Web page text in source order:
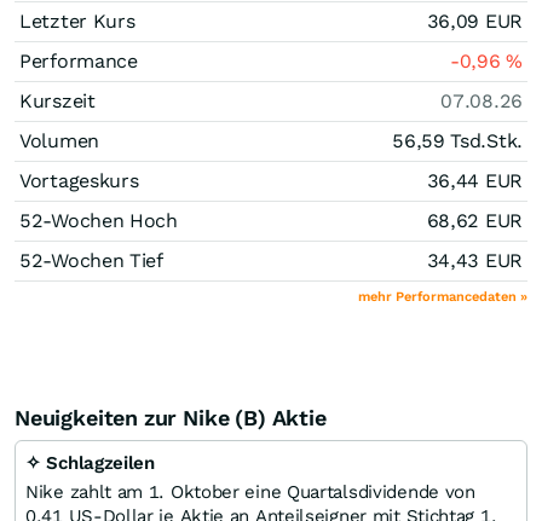
Letzter Kurs
36,09 EUR
Performance
-0,96%
Kurszeit
07.08.26
Volumen
56,59 Tsd.Stk.
Vortageskurs
36,44 EUR
52-Wochen Hoch
68,62 EUR
52-Wochen Tief
34,43 EUR
mehr Performancedaten »
Neuigkeiten zur Nike (B) Aktie
✧ Schlagzeilen
Nike zahlt am 1. Oktober eine Quartalsdividende von
0,41 US-Dollar je Aktie an Anteilseigner mit Stichtag 1.